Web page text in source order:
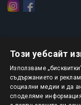
БЮЛЕТИН
Този уебсайт
Използваме
съдържанието и
социални медии и да
споделяме информация